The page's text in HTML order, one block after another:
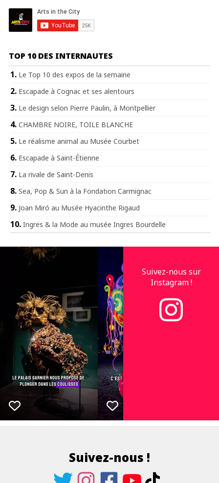
TOP 10 DES INTERNAUTES
Le Top 10 des expos de la semaine
Escapade à Cognac et ses alentours
Le design selon Pierre Paulin, à Montpellier
CHAMBRE NOIRE, TOILE BLANCHE
Le réalisme animal au Musée Courbet
Escapade à Saint-Étienne
La rivale de Saint-Denis
Sea, Pop & Sun à la Fondation Carmignac
Joan Miró au Musée Hyacinthe Rigaud
Ingres & la Mode au musée Ingres Bourdelle
Suivez-nous sur
Instagram !
Suivez-nous !